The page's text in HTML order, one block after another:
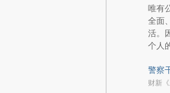
唯有
全面
活。
个人
警察
财新